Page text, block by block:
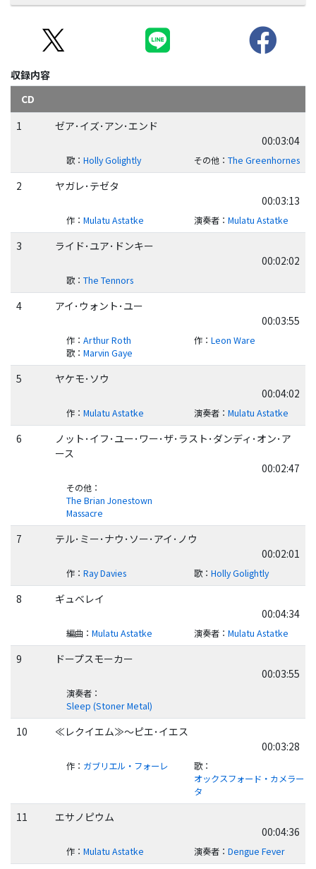
収録内容
CD
1
ゼア･イズ･アン･エンド
00:03:04
歌： Holly Golightly その他： The Greenhornes
2
ヤガレ･テゼタ
00:03:13
作： Mulatu Astatke 演奏者： Mulatu Astatke
3
ライド･ユア･ドンキー
00:02:02
歌： The Tennors
4
アイ･ウォント･ユー
00:03:55
作： Arthur Roth 作： Leon Ware
歌： Marvin Gaye
5
ヤケモ･ソウ
00:04:02
作： Mulatu Astatke 演奏者： Mulatu Astatke
6
ノット･イフ･ユー･ワー･ザ･ラスト･ダンディ･オン･ア
ース
00:02:47
その他：
The Brian Jonestown
Massacre
7
テル･ミー･ナウ･ソー･アイ･ノウ
00:02:01
作： Ray Davies 歌： Holly Golightly
8
ギュベレイ
00:04:34
編曲： Mulatu Astatke 演奏者： Mulatu Astatke
9
ドープスモーカー
00:03:55
演奏者：
Sleep (Stoner Metal)
10
≪レクイエム≫～ピエ･イエス
00:03:28
作： ガブリエル・フォーレ 歌：
オックスフォード・カメラー
タ
11
エサノピウム
00:04:36
作： Mulatu Astatke 演奏者： Dengue Fever